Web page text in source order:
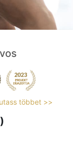
többet >>